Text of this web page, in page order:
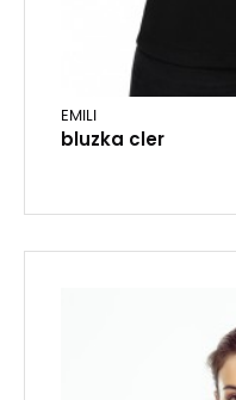
EMILI
bluzka cler